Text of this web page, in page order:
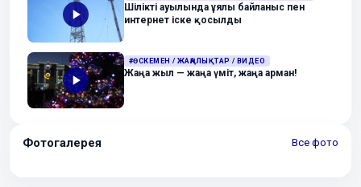
Шілікті ауылында ұялы байланыс пен
интернет іске қосылды
#ӨСКЕМЕН / ЖАҢАЛЫҚТАР / ВИДЕО
Жаңа жыл — жаңа үміт, жаңа арман!
Фотогалерея Все фото